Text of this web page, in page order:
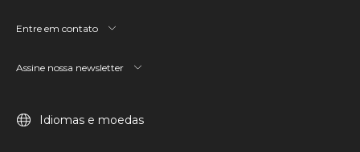
Entre em contato
Assine nossa newsletter
Idiomas e moedas